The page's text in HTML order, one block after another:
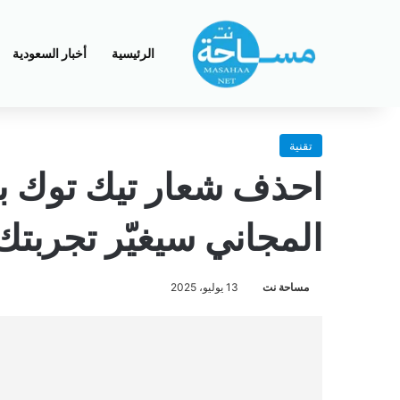
الرئيسية أخبار السعودية
تقنية
احذف شعار تيك توك
المجاني سيغيّر
مساحة نت 13 يوليو، 2025